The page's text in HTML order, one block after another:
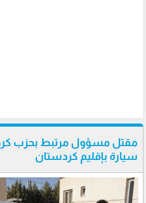
مقتل مسؤول مرتبط بحزب
سيارة بإقليم كردستان